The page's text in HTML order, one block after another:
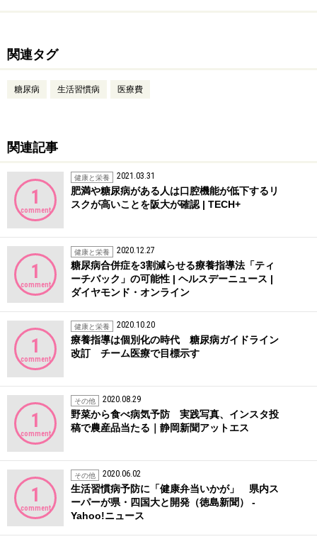
関連タグ
糖尿病 生活習慣病 医療費
関連記事
1
comment
健康と栄養 2021.03.31
肥満や糖尿病がある人は口腔機能が低下するリ
スクが高いことを阪大が確認 | TECH+
1
comment
健康と栄養 2020.12.27
糖尿病合併症を3割減らせる療養指導法「ティ
ーチバック」の可能性 | ヘルスデーニュース |
ダイヤモンド・オンライン
1
comment
健康と栄養 2020.10.20
療養指導は個別化の時代 糖尿病ガイドライン
改訂 チーム医療で目標示す
1
comment
その他 2020.08.29
野菜から食べ病気予防 実践写真、インスタ投
稿で農産品当たる｜静岡新聞アットエス
1
comment
その他 2020.06.02
生活習慣病予防に「健康弁当いかが」 県内ス
ーパーが県・四国大と開発（徳島新聞） -
Yahoo!ニュース